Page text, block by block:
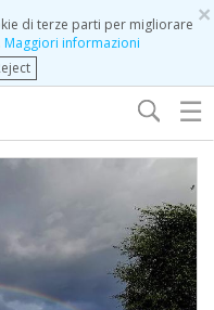
×
di terze parti per migliorare
Maggiori informazioni
☰